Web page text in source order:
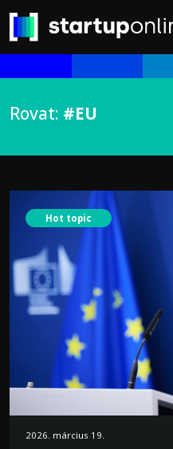
Rovat: #EU
Hot topic
2026. március 19.